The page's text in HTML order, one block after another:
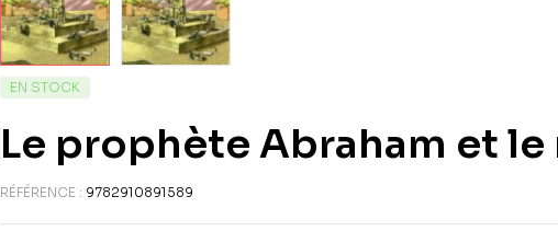
EN STOCK
Le prophète Abraham et
RÉFÉRENCE : 9782910891589